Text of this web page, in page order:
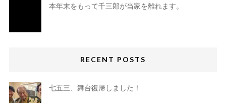
本年末をもって千三郎が当家を離れます。
RECENT POSTS
七五三、舞台復帰しました！